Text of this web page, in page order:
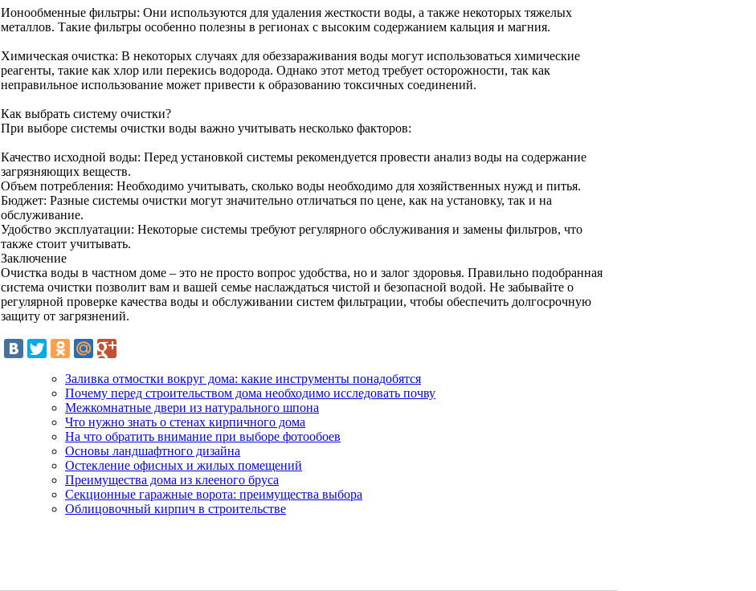
Ионообменные фильтры: Они используются для удаления жесткости воды, а также некоторых тяжелых
металлов. Такие фильтры особенно полезны в регионах с высоким содержанием кальция и магния.
Химическая очистка: В некоторых случаях для обеззараживания воды могут использоваться химические
реагенты, такие как хлор или перекись водорода. Однако этот метод требует осторожности, так как
неправильное использование может привести к образованию токсичных соединений.
Как выбрать систему очистки?
При выборе системы очистки воды важно учитывать несколько факторов:
Качество исходной воды: Перед установкой системы рекомендуется провести анализ воды на содержание
загрязняющих веществ.
Объем потребления: Необходимо учитывать, сколько воды необходимо для хозяйственных нужд и питья.
Бюджет: Разные системы очистки могут значительно отличаться по цене, как на установку, так и на
обслуживание.
Удобство эксплуатации: Некоторые системы требуют регулярного обслуживания и замены фильтров, что
также стоит учитывать.
Заключение
Очистка воды в частном доме – это не просто вопрос удобства, но и залог здоровья. Правильно подобранная
система очистки позволит вам и вашей семье наслаждаться чистой и безопасной водой. Не забывайте о
регулярной проверке качества воды и обслуживании систем фильтрации, чтобы обеспечить долгосрочную
защиту от загрязнений.
Заливка отмостки вокруг дома: какие инструменты понадобятся
Почему перед строительством дома необходимо исследовать почву
Межкомнатные двери из натурального шпона
Что нужно знать о стенах кирпичного дома
На что обратить внимание при выборе фотообоев
Основы ландшафтного дизайна
Остекление офисных и жилых помещений
Преимущества дома из клееного бруса
Секционные гаражные ворота: преимущества выбора
Облицовочный кирпич в строительстве